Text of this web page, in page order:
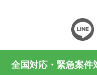
全国対応・緊急案件